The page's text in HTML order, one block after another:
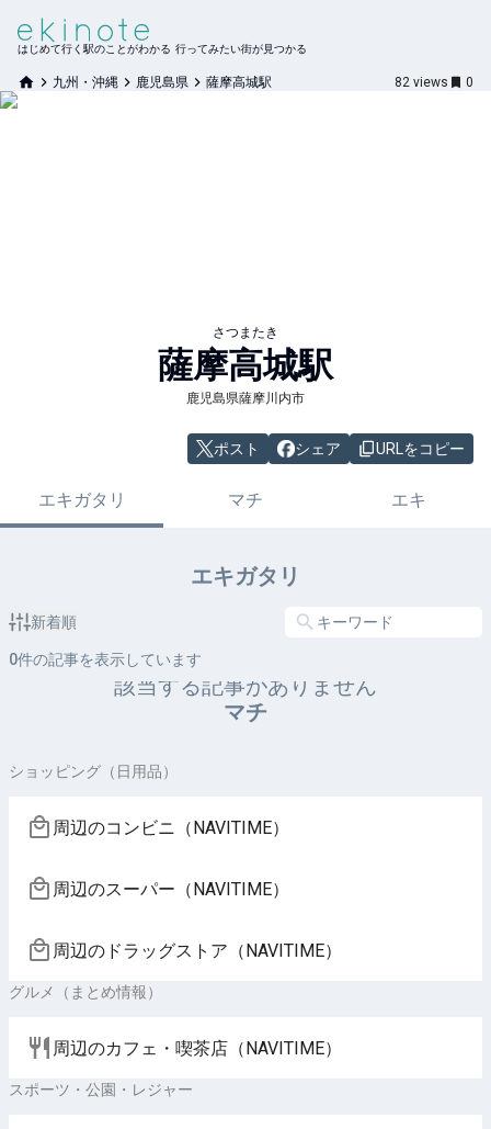
はじめて行く駅のことがわかる 行ってみたい街が見つかる
九州・沖縄 鹿児島県 薩摩高城駅 82 views 0
さつまたき
薩摩高城駅
鹿児島県薩摩川内市
ポスト シェア URLをコピー
エキガタリ マチ エキ
エキガタリ
新着順
0件の記事を表示しています
該当する記事がありません
マチ
ショッピング（日用品）
周辺のコンビニ（NAVITIME）
周辺のスーパー（NAVITIME）
周辺のドラッグストア（NAVITIME）
グルメ（まとめ情報）
周辺のカフェ・喫茶店（NAVITIME）
スポーツ・公園・レジャー